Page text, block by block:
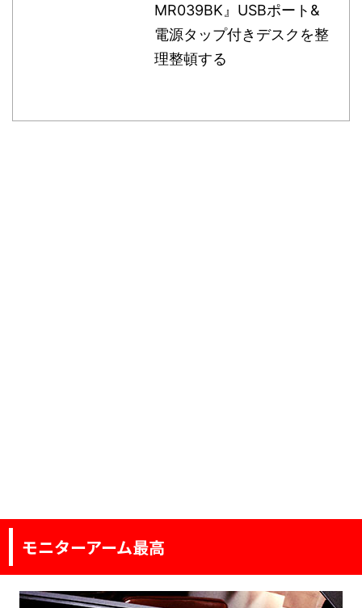
MR039BK』USBポート&
電源タップ付きデスクを整
理整頓する
モニターアーム最高